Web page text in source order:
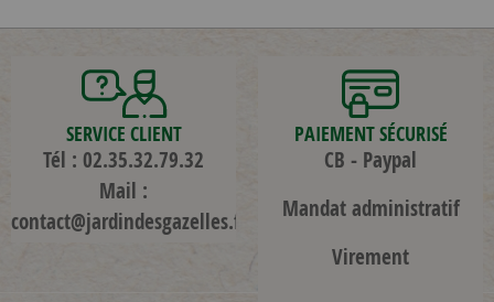
SERVICE CLIENT
Tél : 02.35.32.79.32
Mail :
contact@jardindesgazelles.fr
PAIEMENT SÉCURISÉ
CB - Paypal
Mandat administratif
Virement